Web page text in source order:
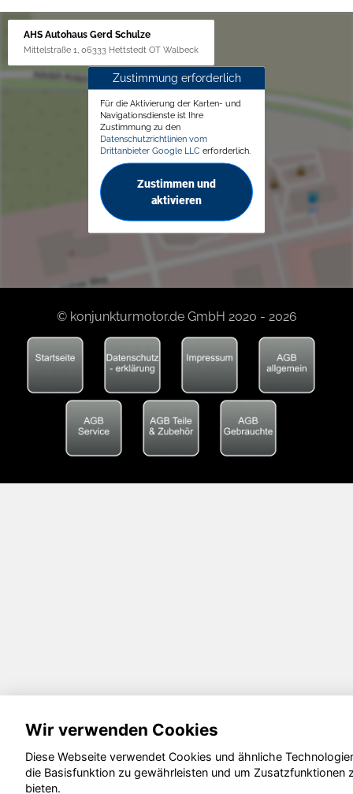
AHS Autohaus Gerd Schulze
Mittelstraße 1, 06333 Hettstedt OT Walbeck
Zustimmung erforderlich
Für die Aktivierung der Karten- und
Navigationsdienste ist Ihre
Zustimmung zu den
Datenschutzrichtlinien vom
Drittanbieter Google LLC erforderlich.
Zustimmen und
aktivieren
© konjunkturmotor.de GmbH 2020 - 2026
Wir verwenden Cookies
Diese Webseite verwendet Cookies und ähnliche
die Basisfunktion zu gewährleisten und um Zusatzfunktionen
bieten.